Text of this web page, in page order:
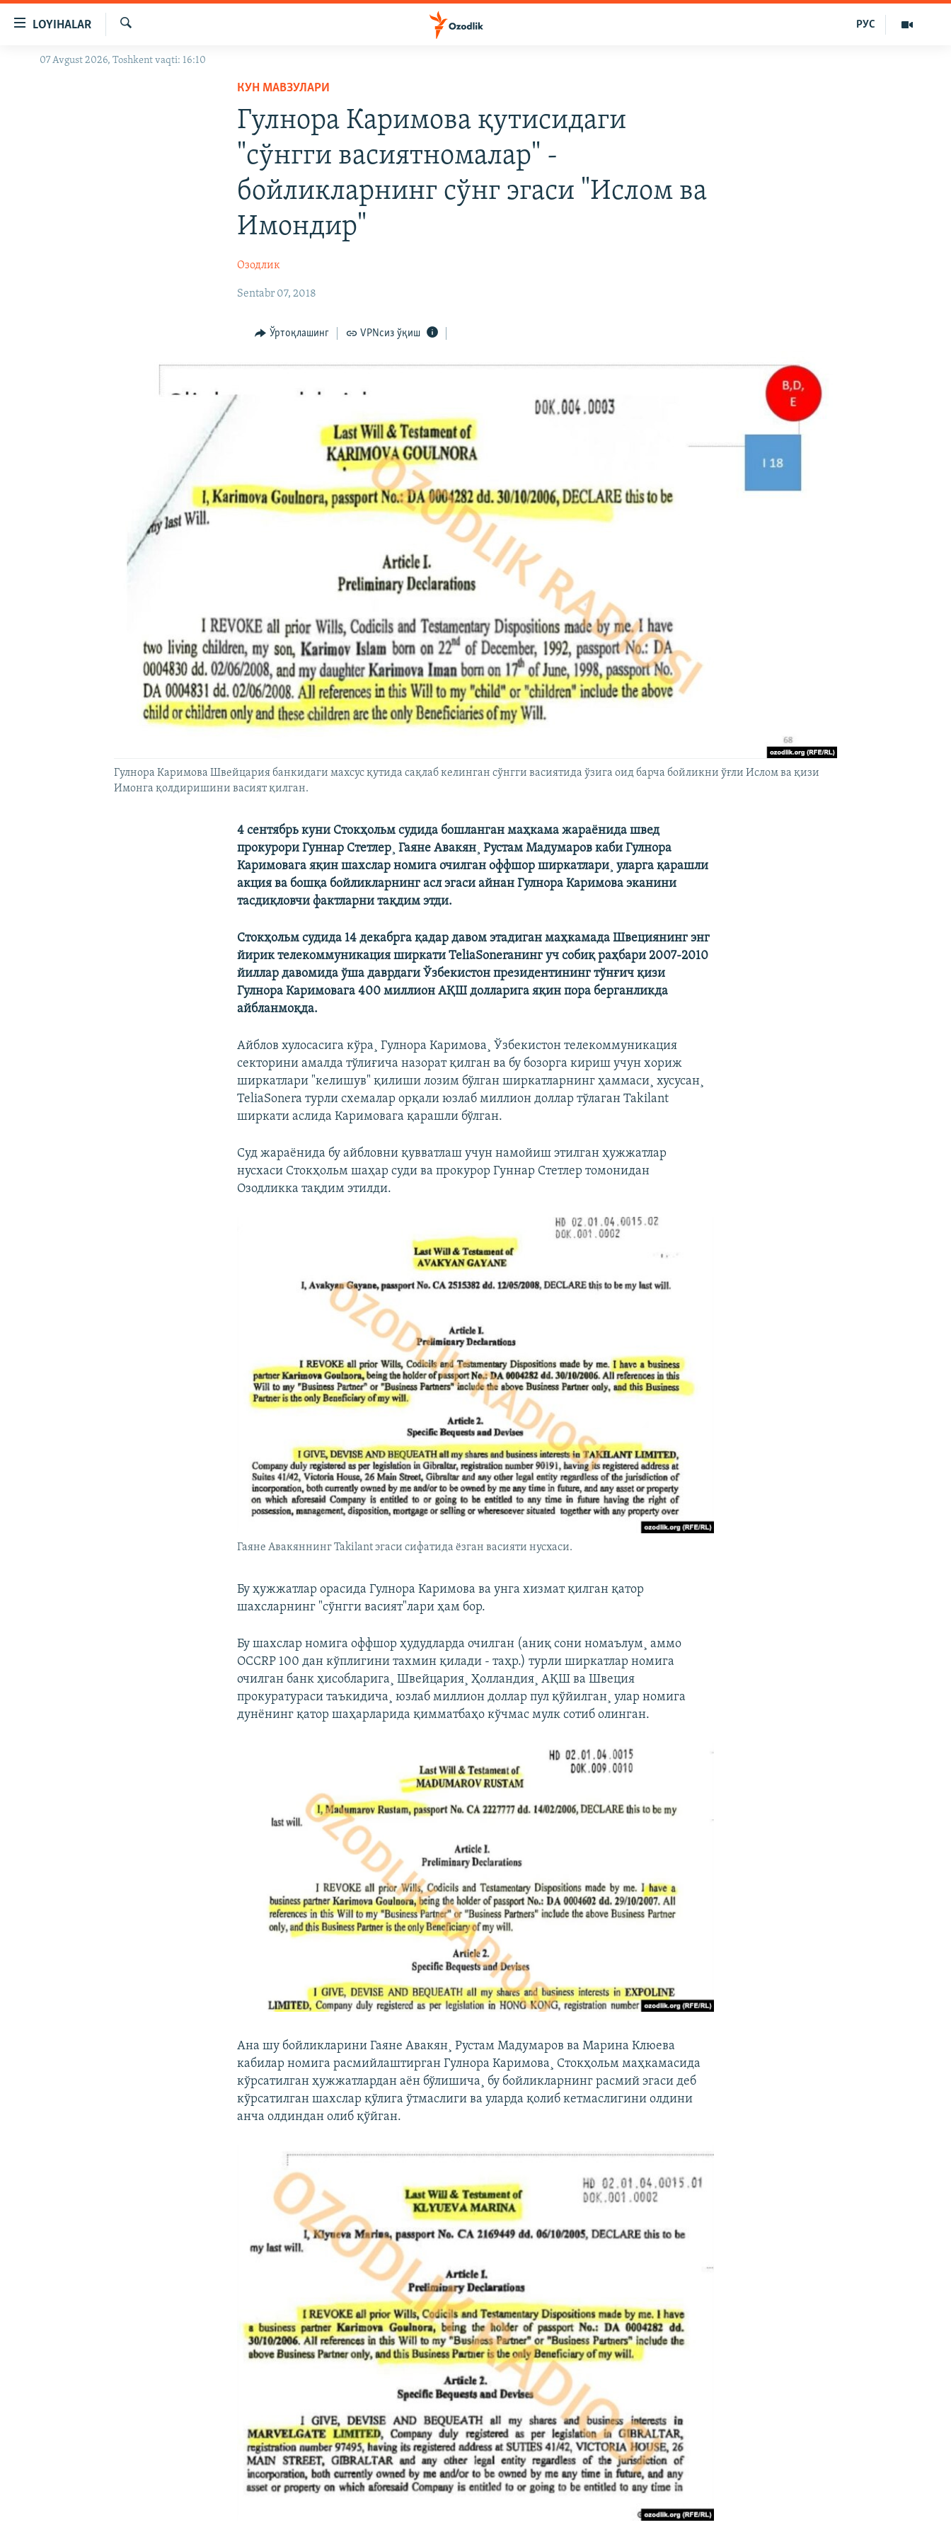
Бош
LOYIHALAR
OZODLIK SURISHTIRUVLARI
Излаш
РУС
07 Avgust 2026, Toshkent vaqti: 16:10
КУН МАВЗУЛАРИ
Гулнора Каримова қутисидаги
"сўнгги васиятномалар" -
бойликларнинг сўнг эгаси "Ислом ва
Имондир"
Озодлик
Sentabr 07, 2018
Ўртоқлашинг VPNсиз ўқиш
Гулнора Каримова Швейцария банкидаги махсус қутида сақлаб келинган сўнгги васиятида ўзига оид барча бойликни ўғли Ислом ва қизи
Имонга қолдиришини васият қилган.
4 сентябрь куни Стокҳольм судида бошланган маҳкама жараëнида швед
прокурори Гуннар Стетлер¸ Гаяне Авакян¸ Рустам Мадумаров каби Гулнора
Каримовага яқин шахслар номига очилган оффшор ширкатлари¸ уларга қарашли
акция ва бошқа бойликларнинг асл эгаси айнан Гулнора Каримова эканини
тасдиқловчи фактларни тақдим этди.
Стокҳольм судида 14 декабрга қадар давом этадиган маҳкамада Швециянинг энг
йирик телекоммуникация ширкати TeliaSoneraнинг уч собиқ раҳбари 2007-2010
йиллар давомида ўша даврдаги Ўзбекистон президентининг тўнғич қизи
Гулнора Каримовага 400 миллион АҚШ долларига яқин пора берганликда
айбланмоқда.
Айблов хулосасига кўра¸ Гулнора Каримова¸ Ўзбекистон телекоммуникация
секторини амалда тўлиғича назорат қилган ва бу бозорга кириш учун хориж
ширкатлари "келишув" қилиши лозим бўлган ширкатларнинг ҳаммаси¸ хусусан¸
TeliaSonera турли схемалар орқали юзлаб миллион доллар тўлаган Takilant
ширкати аслида Каримовага қарашли бўлган.
Суд жараëнида бу айбловни қувватлаш учун намойиш этилган ҳужжатлар
нусхаси Стокҳольм шаҳар суди ва прокурор Гуннар Стетлер томонидан
Озодликка тақдим этилди.
Гаяне Авакяннинг Takilant эгаси сифатида ëзган васияти нусхаси.
Бу ҳужжатлар орасида Гулнора Каримова ва унга хизмат қилган қатор
шахсларнинг "сўнгги васият"лари ҳам бор.
Бу шахслар номига оффшор ҳудудларда очилган (аниқ сони номаълум¸ аммо
OCCRP 100 дан кўплигини тахмин қилади - таҳр.) турли ширкатлар номига
очилган банк ҳисобларига¸ Швейцария¸ Ҳолландия¸ АҚШ ва Швеция
прокуратураси таъкидича¸ юзлаб миллион доллар пул қўйилган¸ улар номига
дунëнинг қатор шаҳарларида қимматбаҳо кўчмас мулк сотиб олинган.
Ана шу бойликларини Гаяне Авакян¸ Рустам Мадумаров ва Марина Клюева
кабилар номига расмийлаштирган Гулнора Каримова¸ Стокҳольм маҳкамасида
кўрсатилган ҳужжатлардан аëн бўлишича¸ бу бойликларнинг расмий эгаси деб
кўрсатилган шахслар қўлига ўтмаслиги ва уларда қолиб кетмаслигини олдини
анча олдиндан олиб қўйган.